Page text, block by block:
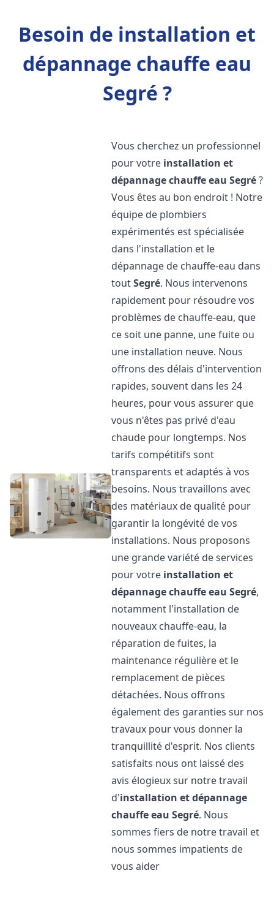
Besoin de installation et
dépannage chauffe eau
Segré ?
Vous cherchez un professionnel
pour votre installation et
dépannage chauffe eau Segré?
Vous êtes au bon endroit ! Notre
équipe de plombiers
expérimentés est spécialisée
dans l'installation et le
dépannage de chauffe-eau dans
toutSegré. Nous intervenons
rapidement pour résoudre vos
problèmes de chauffe-eau, que
ce soit une panne, une fuite ou
une installation neuve. Nous
offrons des délais d'intervention
rapides, souvent dans les 24
heures, pour vous assurer que
vous n'êtes pas privé d'eau
chaude pour longtemps. Nos
tarifs compétitifs sont
transparents et adaptés à vos
besoins. Nous travaillons avec
des matériaux de qualité pour
garantir la longévité de vos
installations. Nous proposons
une grande variété de services
pour votre installation et
dépannage chauffe eau Segré,
notamment l'installation de
nouveaux chauffe-eau, la
réparation de fuites, la
maintenance régulière et le
remplacement de pièces
détachées. Nous offrons
également des garanties sur nos
travaux pour vous donner la
tranquillité d'esprit. Nos clients
satisfaits nous ont laissé des
avis élogieux sur notre travail
d'installation et dépannage
chauffe eau Segré. Nous
sommes fiers de notre travail et
nous sommes impatients de
vous aider